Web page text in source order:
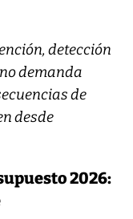
detección
demanda
de
desde
2026: